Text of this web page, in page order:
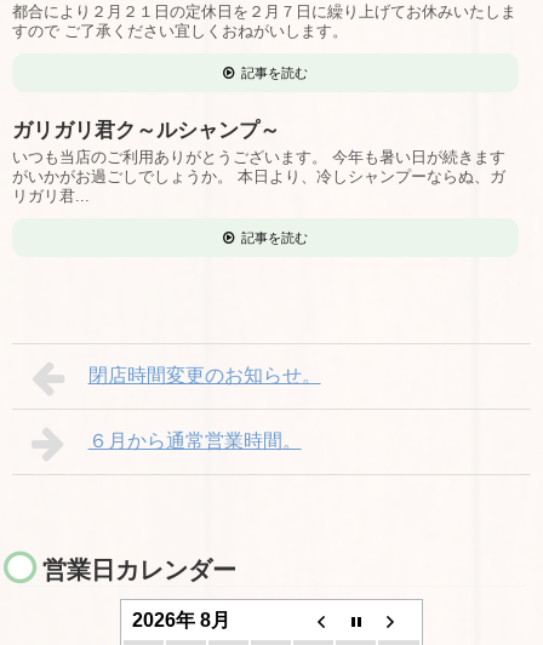
都合により２月２１日の定休日を２月７日に繰り上げてお休みいたしま
すので ご了承ください宜しくおねがいします。
記事を読む
ガリガリ君ク～ルシャンプ～
いつも当店のご利用ありがとうございます。 今年も暑い日が続きます
がいかがお過ごしでしょうか。 本日より、冷しシャンプーならぬ、ガ
リガリ君...
記事を読む
閉店時間変更のお知らせ。
６月から通常営業時間。
営業日カレンダー
2026年 8月